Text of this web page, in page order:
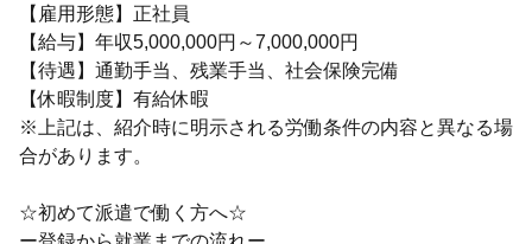
【雇用形態】正社員
【給与】年収5,000,000円～7,000,000円
【待遇】通勤手当、残業手当、社会保険完備
【休暇制度】有給休暇
※上記は、紹介時に明示される労働条件の内容と異なる場
合があります。
☆初めて派遣で働く方へ☆